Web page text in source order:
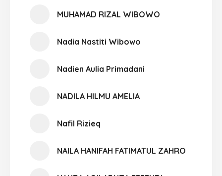
MUHAMAD RIZAL WIBOWO
Nadia Nastiti Wibowo
Nadien Aulia Primadani
NADILA HILMU AMELIA
Nafil Rizieq
NAILA HANIFAH FATIMATUL ZAHRO